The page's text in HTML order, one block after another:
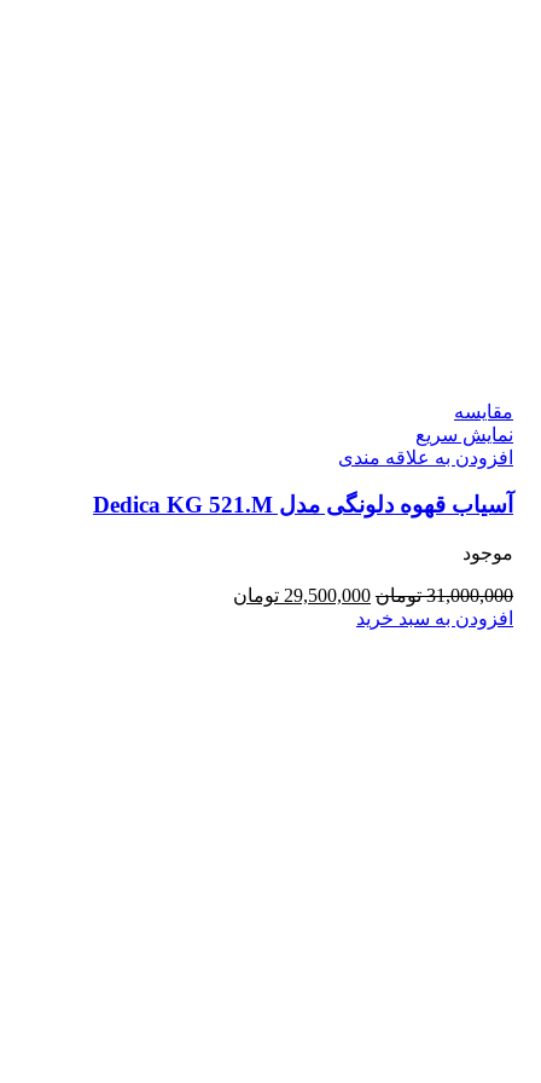
مقايسه
نمایش سریع
افزودن به علاقه مندی
آسیاب قهوه دلونگی مدل Dedica KG 521.M
موجود
31,000,000 تومان قیمت
اصلی:
29,500,000 تومان
افزودن به سبد خرید